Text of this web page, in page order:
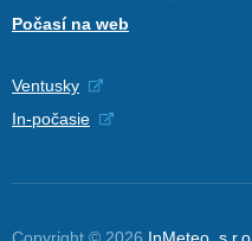
Počasí na web
Ventusky
In-počasie
Copyright © 2026 InMeteo, s.r.o.